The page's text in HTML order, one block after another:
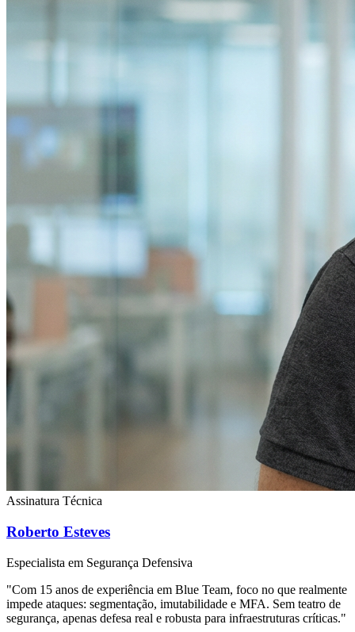
Assinatura Técnica
Roberto Esteves
Especialista em Segurança Defensiva
"Com 15 anos de experiência em Blue Team, foco no que realmente
impede ataques: segmentação, imutabilidade e MFA. Sem teatro de
segurança, apenas defesa real e robusta para infraestruturas críticas."